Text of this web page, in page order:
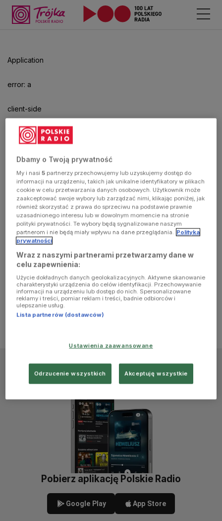
Application
error: a
client-side
exception
has
occurred
(see the
browser
console for
more
information)
Pobierz aplikację Polskie Radio
Google Play App Store
Dbamy o Twoją prywatność
My i nasi5 partnerzy przechowujemy lub uzyskujemy dostęp do
informacji na urządzeniu, takich jak unikalne identyfikatory w plikach
cookie w celu przetwarzania danych osobowych. Użytkownik może
zaakceptować swoje wybory lub zarządzać nimi, klikając poniżej, jak
również skorzystać z prawa do sprzeciwu na podstawie prawnie
uzasadnionego interesu lub w dowolnym momencie na stronie
polityki prywatności. Te wybory będą sygnalizowane naszym
partnerom i nie będą miały wpływu na dane przeglądania. Polityka
prywatności
Wraz z naszymi partnerami przetwarzamy dane w
celu zapewnienia:
Użycie dokładnych danych geolokalizacyjnych. Aktywne skanowanie
charakterystyki urządzenia do celów identyfikacji. Przechowywanie
informacji na urządzeniu lub dostęp do nich. Spersonalizowane
reklamy i treści, pomiar reklam i treści, badnie odbiorców i
ulepszanie usług.
Lista partnerów (dostawców)
Ustawienia zaawansowane
Odrzucenie wszystkich Akceptuję wszystkie